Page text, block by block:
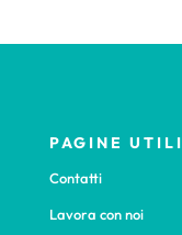
PAGINE UTILI
Contatti
Lavora con noi